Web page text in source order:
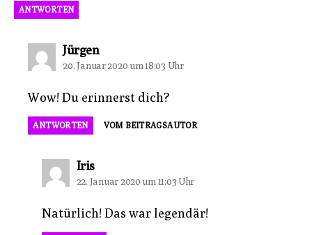
ANTWORTEN
Jürgensagt:
20. Januar 2020 um 18:03 Uhr
Wow! Du erinnerst dich?
ANTWORTEN VOM BEITRAGSAUTOR
Irissagt:
22. Januar 2020 um 11:03 Uhr
Natürlich! Das war legendär!